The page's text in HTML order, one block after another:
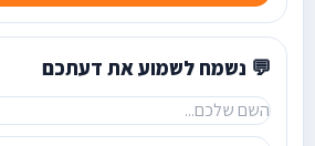
💬 נשמח לשמוע את דעתכם